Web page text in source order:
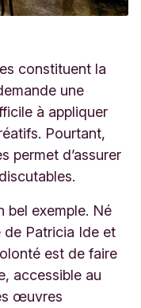
constituent la
une
à appliquer
Pourtant,
permet d’assurer
bel exemple. Né
de Patricia Ide et
est de faire
accessible au
œuvres